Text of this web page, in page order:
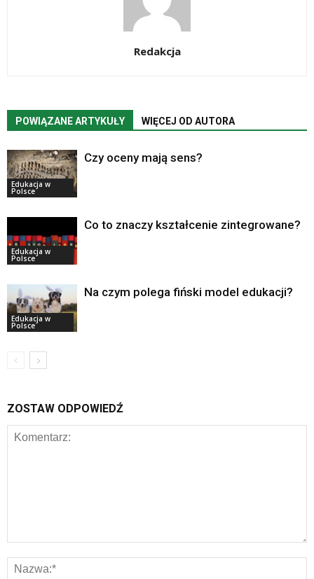
Redakcja
POWIĄZANE ARTYKUŁY WIĘCEJ OD AUTORA
Edukacja w
Polsce
Czy oceny mają sens?
Edukacja w
Polsce
Co to znaczy kształcenie zintegrowane?
Edukacja w
Polsce
Na czym polega fiński model edukacji?
ZOSTAW ODPOWIEDŹ